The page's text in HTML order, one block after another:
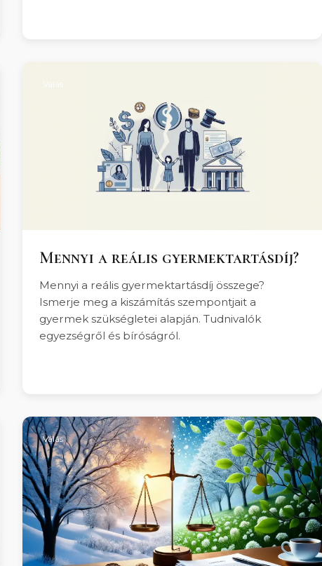
Mennyi a reális gyermektartásdíj?
Mennyi a reális gyermektartásdíj összege?
Ismerje meg a kiszámítás szempontjait a
gyermek szükségletei alapján. Tudnivalók
egyezségről és bíróságról.
Válás